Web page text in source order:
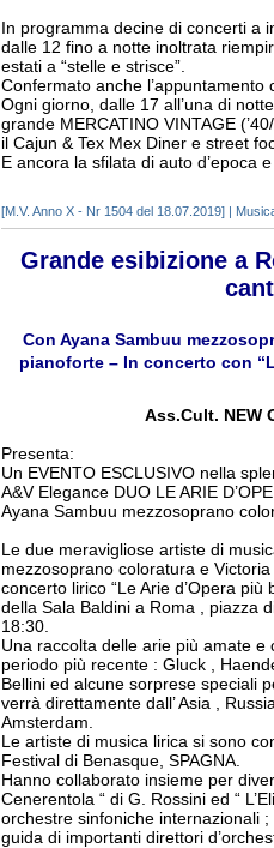
In programma decine di concerti a
dalle 12 fino a notte inoltrata
estati a “stelle e strisce”.
Confermato anche
Ogni giorno, dalle 17 all’una di
grande MERCATINO VINTAGE
il Cajun & Tex Mex Diner e street
E ancora la sfilata di auto d’epoca
[M.V. Anno X - Nr 1504 del 18.07.2019] |
Grande esibizione a
Con Ayana Sambuu
pianoforte – In concerto con
Ass.Cult. NEW
Presenta:
Un EVENTO ESCLUSIVO nella
A&V Elegance DUO LE ARIE
Ayana Sambuu mezzosoprano
Le due meravigliose artiste di
mezzosoprano coloratura e
concerto lirico “Le Arie d’Opera
della Sala Baldini a Roma , piazza
18:30.
Una raccolta delle arie più amate
periodo più recente : Gluck ,
Bellini ed alcune sorprese speciali
verrà direttamente dall’ Asia ,
Amsterdam.
Le artiste di musica lirica si sono
Festival di Benasque, SPAGNA.
Hanno collaborato insieme per
Cenerentola “ di G. Rossini ed “
orchestre sinfoniche internazionali
guida di importanti direttori